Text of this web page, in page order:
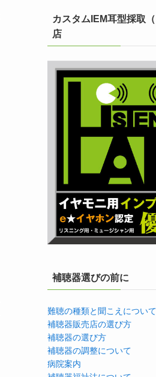
カスタムIEM耳型採取
店
補聴器選びの前に
難聴の種類と聞こえについて
補聴器販売店の選び方
補聴器の選び方
補聴器の調整について
病院案内